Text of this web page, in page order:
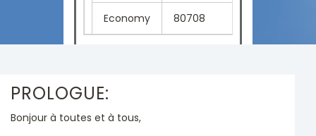
Economy 80708
PROLOGUE:
Bonjour à toutes et à tous,